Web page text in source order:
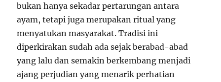
bukan hanya sekadar pertarungan antara
ayam, tetapi juga merupakan ritual yang
menyatukan masyarakat. Tradisi ini
diperkirakan sudah ada sejak berabad-abad
yang lalu dan semakin berkembang menjadi
ajang perjudian yang menarik perhatian